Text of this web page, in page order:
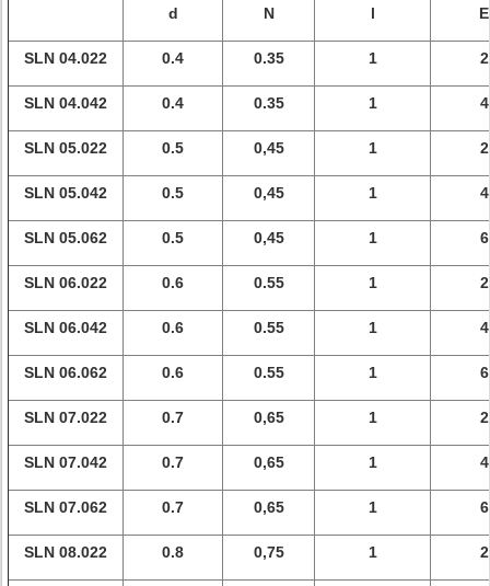
d N l E
SLN 04.022 0.4 0.35 1 2
SLN 04.042 0.4 0.35 1 4
SLN 05.022 0.5 0,45 1 2
SLN 05.042 0.5 0,45 1 4
SLN 05.062 0.5 0,45 1 6
SLN 06.022 0.6 0.55 1 2
SLN 06.042 0.6 0.55 1 4
SLN 06.062 0.6 0.55 1 6
SLN 07.022 0.7 0,65 1 2
SLN 07.042 0.7 0,65 1 4
SLN 07.062 0.7 0,65 1 6
SLN 08.022 0.8 0,75 1 2